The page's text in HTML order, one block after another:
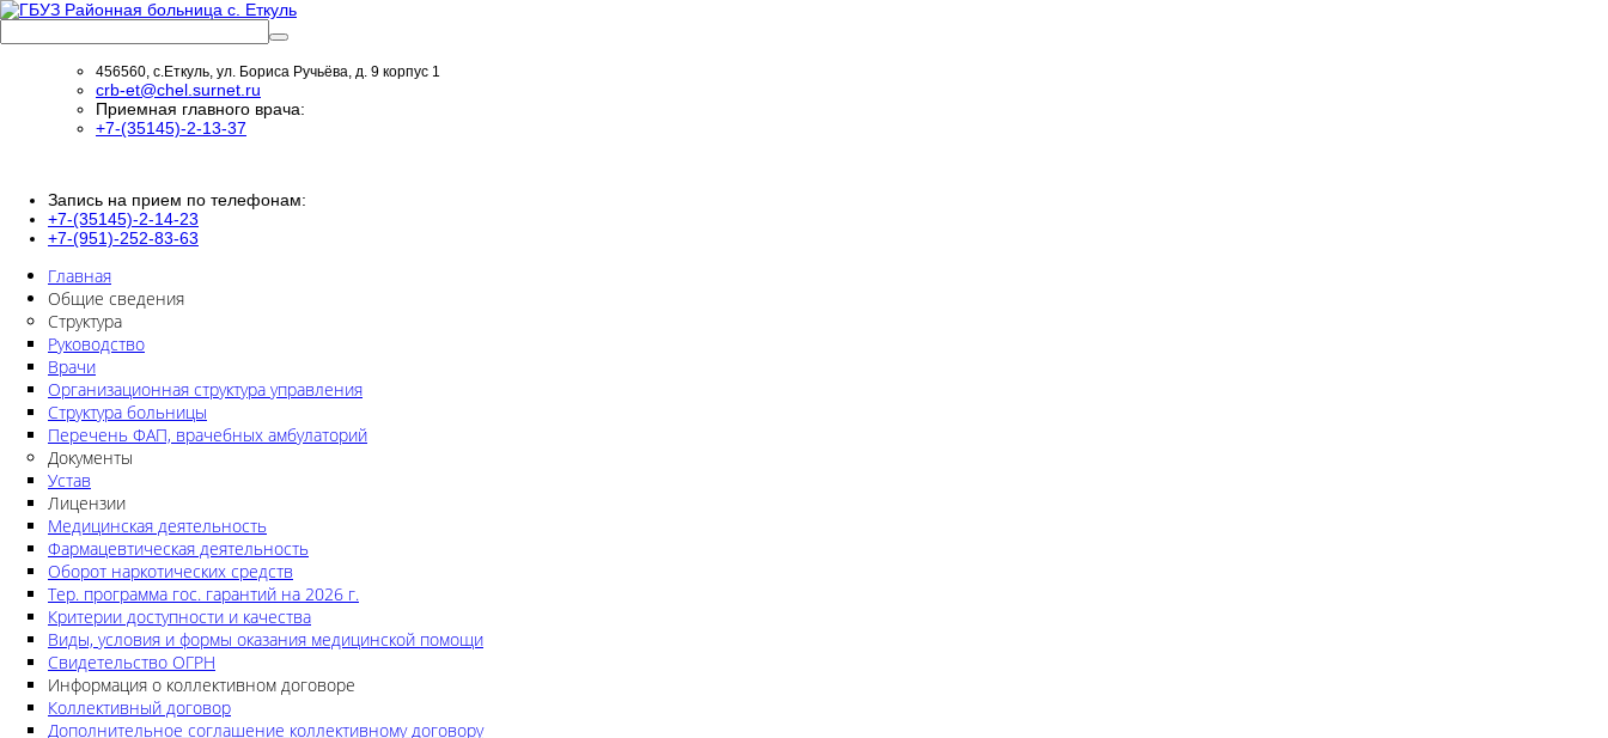
456560, с.Еткуль, ул. Бориса Ручьёва, д. 9 корпус 1
crb-et@chel.surnet.ru
Приемная главного врача:
+7-(35145)-2-13-37
Запись на прием по телефонам:
+7-(35145)-2-14-23
+7-(951)-252-83-63
Главная
Общие сведения
Структура
Руководство
Врачи
Организационная структура управления
Структура больницы
Перечень ФАП, врачебных амбулаторий
Документы
Устав
Лицензии
Медицинская деятельность
Фармацевтическая деятельность
Оборот наркотических средств
Тер. программа гос. гарантий на 2026 г.
Критерии доступности и качества
Виды, условия и формы оказания медицинской помощи
Свидетельство ОГРН
Информация о коллективном договоре
Коллективный договор
Дополнительное соглашение коллективному договору